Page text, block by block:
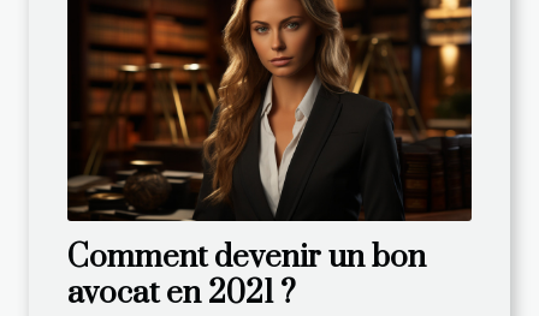
Comment devenir un bon
avocat en 2021 ?